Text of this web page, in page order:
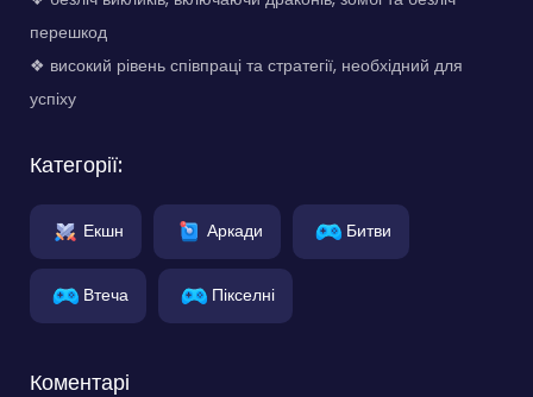
перешкод
❖ високий рівень співпраці та стратегії, необхідний для
успіху
Категорії:
Екшн Аркади Битви
Втеча Пікселні
Коментарі